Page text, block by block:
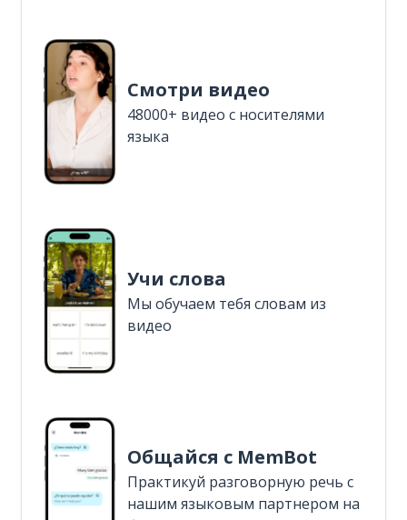
Смотри видео
48000+ видео с носителями
языка
Учи слова
Мы обучаем тебя словам из
видео
Общайся с MemBot
Практикуй разговорную речь с
нашим языковым партнером на